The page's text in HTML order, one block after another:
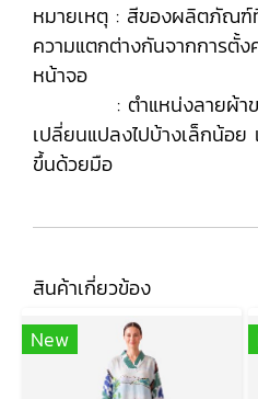
หมายเหตุ : สีของผลิตภัณฑ์
ความแตกต่างกันจากการตั้
หน้าจอ
: ตำแหน่งลายผ้าของ
เปลี่ยนแปลงไปบ้างเล็กน้อ
ขึ้นด้วยมือ
สินค้าเกี่ยวข้อง
New